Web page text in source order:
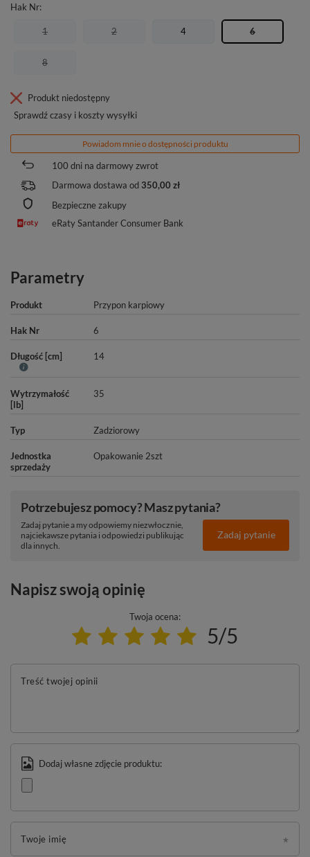
Hak Nr
1 2 4 6
8
Produkt niedostępny
Sprawdź czasy i koszty wysyłki
Powiadom mnie o dostępności produktu
100 dni na darmowy zwrot
Darmowa dostawa od 350,00 zł
Bezpieczne zakupy
eRaty Santander Consumer Bank
Parametry
Produkt Przypon karpiowy
Hak Nr 6
Długość [cm] 14
Wytrzymałość
[lb]
35
Typ Zadziorowy
Jednostka
sprzedaży
Opakowanie 2szt
Potrzebujesz pomocy? Masz pytania?
Zadaj pytanie a my odpowiemy niezwłocznie,
najciekawsze pytania i odpowiedzi publikując
dla innych.
Zadaj pytanie
Napisz swoją opinię
Twoja ocena:
5/5
Treść twojej opinii
Dodaj własne zdjęcie produktu:
Twoje imię